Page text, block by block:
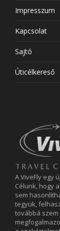
Impresszum
Kapcsolat
Sajtó
Úticélkereső
A ViveFly egy
Célunk, hogy
sem
tegyük,
továbbá